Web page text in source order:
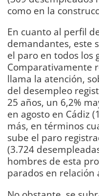
como en la
En cuanto al perfil
demandantes, este
el paro en todos los
Comparativamente
llama la atención,
del desempleo
25 años, un 6,2%
en agosto en Cádiz
más, en términos
sube el paro
(3.724
hombres de esta
parados en relación